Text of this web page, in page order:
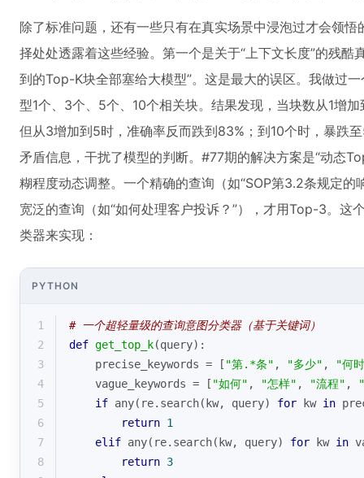
除了标准问题，还有一些只有在真实场景中浸泡过才会领
择处处透露着这些经验。第一个是关于“上下文长度”的残酷
到的Top-K块全部塞给大模型”。这是最大的误区。我做过
型1个、3个、5个、10个相关块。结果发现，当块数从1增
但从3增加到5时，准确率反而跌到83%；到10个时，暴跌
矛盾信息，干扰了模型的判断。#77期的解决方案是“动态
糊程度动态调整。一个精确的查询（如“SOP第3.2条规定
宽泛的查询（如“如何处理客户投诉？”），才用Top-3。这
类器来实现：
PYTHON
1
# 一个超轻量级的查询意图分类器（基于关键词）
2
def get_top_k(query):
3
    precise_keywords = [
"第.*条" , "多少" ,
"何
4
    vague_keywords = [
"如何" , "怎样" , "流程" ,
5
if any(re.search(kw, query) for kw in
6
return 1
7
elif any(re.search(kw, query) for kw in
8
return 3